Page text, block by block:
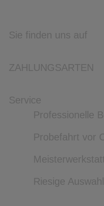
Sie finden uns auf
ZAHLUNGSARTEN
Service
Professionelle
Probefahrt vor
Riesige